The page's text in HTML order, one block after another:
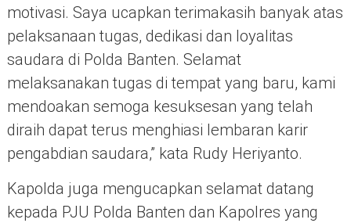
motivasi. Saya ucapkan terimakasih banyak atas
pelaksanaan tugas, dedikasi dan loyalitas
saudara di Polda Banten. Selamat
melaksanakan tugas di tempat yang baru, kami
mendoakan semoga kesuksesan yang telah
diraih dapat terus menghiasi lembaran karir
pengabdian saudara,” kata Rudy Heriyanto.
Kapolda juga mengucapkan selamat datang
kepada PJU Polda Banten dan Kapolres yang